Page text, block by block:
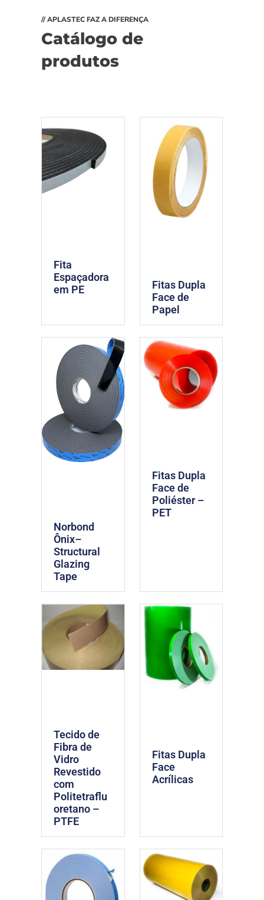
// APLASTEC FAZ A DIFERENÇA
Catálogo de
produtos
Fita
Espaçadora
em PE
Fitas Dupla
Face de
Papel
Norbond
Ônix–
Structural
Glazing
Tape
Fitas Dupla
Face de
Poliéster –
PET
Tecido de
Fibra de
Vidro
Revestido
com
Politetraflu
oretano –
PTFE
Fitas Dupla
Face
Acrílicas